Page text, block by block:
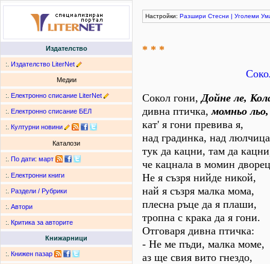
Издателство
:. Издателство LiterNet
Медии
:. Електронно списание LiterNet
:. Електронно списание БЕЛ
:. Културни новини
Каталози
:. По дати: март
:. Електронни книги
:. Раздели / Рубрики
:. Автори
:. Критика за авторите
Книжарници
:. Книжен пазар
Настройки: Разшири Стесни | Уголеми
* * *
Сокол гони,Дойне ле,
дивна птичка,момньо
кат' я гони превива я,
над градинка, над
тук да кацни, там да
че кацнала в момин
Не я съзря нийде никой,
най я съзря малка мома,
плесна ръце да я плаши,
тропна с крака да я гони.
Отговаря дивна птичка:
- Не ме пъди, малка моме,
аз ще свия вито гнездо,